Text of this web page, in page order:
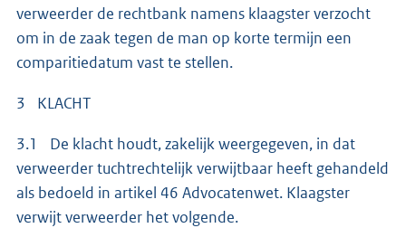
verweerder de rechtbank namens klaagster verzocht
om in de zaak tegen de man op korte termijn een
comparitiedatum vast te stellen.
3 KLACHT
3.1 De klacht houdt, zakelijk weergegeven, in dat
verweerder tuchtrechtelijk verwijtbaar heeft gehandeld
als bedoeld in artikel 46 Advocatenwet. Klaagster
verwijt verweerder het volgende.